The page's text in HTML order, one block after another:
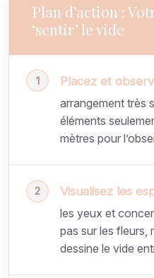
Plan d’action :
‘sentir’ le vide
Placez et
arrangement très
éléments
mètres pour
Visualisez les
les yeux et
pas sur les fleurs,
dessine le vide